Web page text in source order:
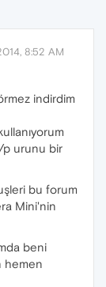
8:52 AM
indirdim
p urunu bir
bu forum
Mini'nin
beni
hemen